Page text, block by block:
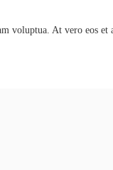
At vero eos et